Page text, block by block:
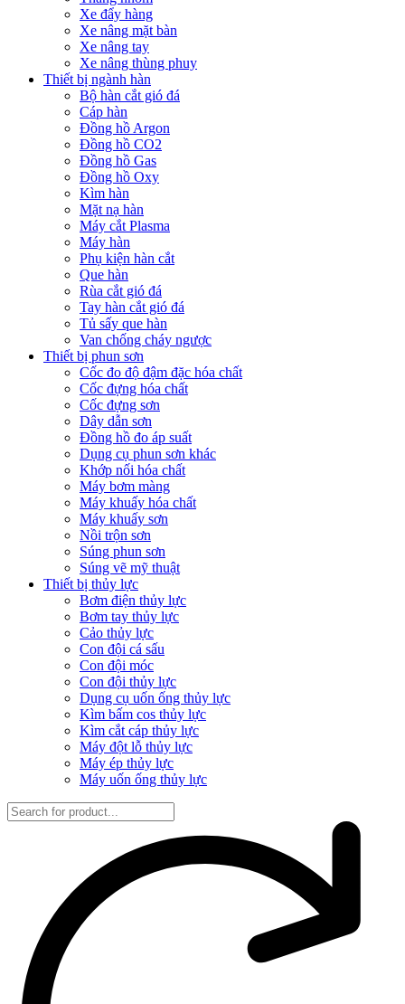
Xe đẩy hàng
Xe nâng mặt bàn
Xe nâng tay
Xe nâng thùng phuy
Thiết bị ngành hàn
Bộ hàn cắt gió đá
Cáp hàn
Đồng hồ Argon
Đồng hồ CO2
Đồng hồ Gas
Đồng hồ Oxy
Kìm hàn
Mặt nạ hàn
Máy cắt Plasma
Máy hàn
Phụ kiện hàn cắt
Que hàn
Rùa cắt gió đá
Tay hàn cắt gió đá
Tủ sấy que hàn
Van chống cháy ngược
Thiết bị phun sơn
Cốc đo độ đậm đặc hóa chất
Cốc đựng hóa chất
Cốc đựng sơn
Dây dẫn sơn
Đồng hồ đo áp suất
Dụng cụ phun sơn khác
Khớp nối hóa chất
Máy bơm màng
Máy khuấy hóa chất
Máy khuấy sơn
Nồi trộn sơn
Súng phun sơn
Súng vẽ mỹ thuật
Thiết bị thủy lực
Bơm điện thủy lực
Bơm tay thủy lực
Cảo thủy lực
Con đội cá sấu
Con đội móc
Con đội thủy lực
Dụng cụ uốn ống thủy lực
Kìm bấm cos thủy lực
Kìm cắt cáp thủy lực
Máy đột lỗ thủy lực
Máy ép thủy lực
Máy uốn ống thủy lực